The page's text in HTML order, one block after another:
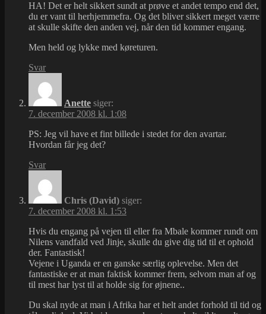
HA! Det er helt sikkert sundt at prøve et andet tempo end det,
du er vant til herhjemmefra. Og det bliver sikkert meget værre
at skulle skifte den anden vej, når den tid kommer engang.
Men held og lykke med køreturen.
Svar
Anette siger:
7. december 2008 kl. 1:08
PS: Jeg vil have et fint billede i stedet for den avartar.
Hvordan får jeg det?
Svar
Chris (David) siger:
7. december 2008 kl. 1:53
Hvis du engang på vejen til eller fra Mbale kommer rundt om
Nilens vandfald ved Jinje, skulle du give dig tid til et ophold
der. Fantastisk!
Vejene i Uganda er en ganske særlig oplevelse. Men det
fantastiske er at man faktisk kommer frem, selvom man af og
til mest har lyst til at holde sig for øjnene..
Du skal nyde at man i Afrika har et helt andet forhold til tid og